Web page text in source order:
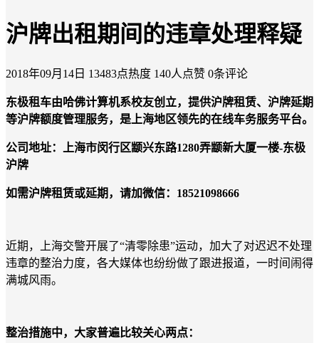
沪牌出租期间的违章处理释疑
2018年09月14日 13483点热度 140人点赞 0条评论
东极租车由哈佛计算机系校友创立，提供沪牌租赁、 沪牌延期
等沪牌额度管理服务，是上海地区领先的在线车务服务平台。
公司地址：上海市闵行区颛兴东路1280弄颛新大厦一楼-东极
沪牌
如需沪牌租赁或延期，请加微信：18521098666
近期，上海交警开展了“清零除患”运动，加大了对迟迟不处理
违章的整治力度，各大媒体也纷纷做了跟进报道，一时间闹得
满城风雨。
整治措施中，大家普遍比较关心两点：